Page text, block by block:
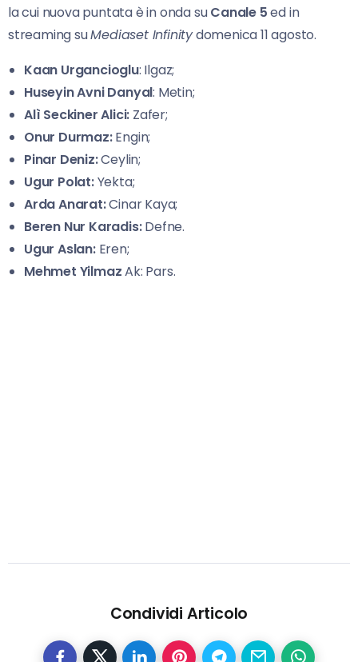
la cui nuova puntata è in onda suCanale 5ed in
streaming suMediaset Infinitydomenica 11 agosto.
Kaan Urgancioglu: Ilgaz;
Huseyin Avni Danyal: Metin;
Alì Seckiner Alici: Zafer;
Onur Durmaz:Engin;
Pinar Deniz:Ceylin;
Ugur Polat:Yekta;
Arda Anarat:Cinar Kaya;
Beren Nur Karadis:Defne.
Ugur Aslan:Eren;
Mehmet YilmazAk: Pars.
Condividi Articolo